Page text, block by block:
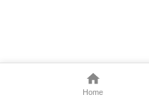
Home